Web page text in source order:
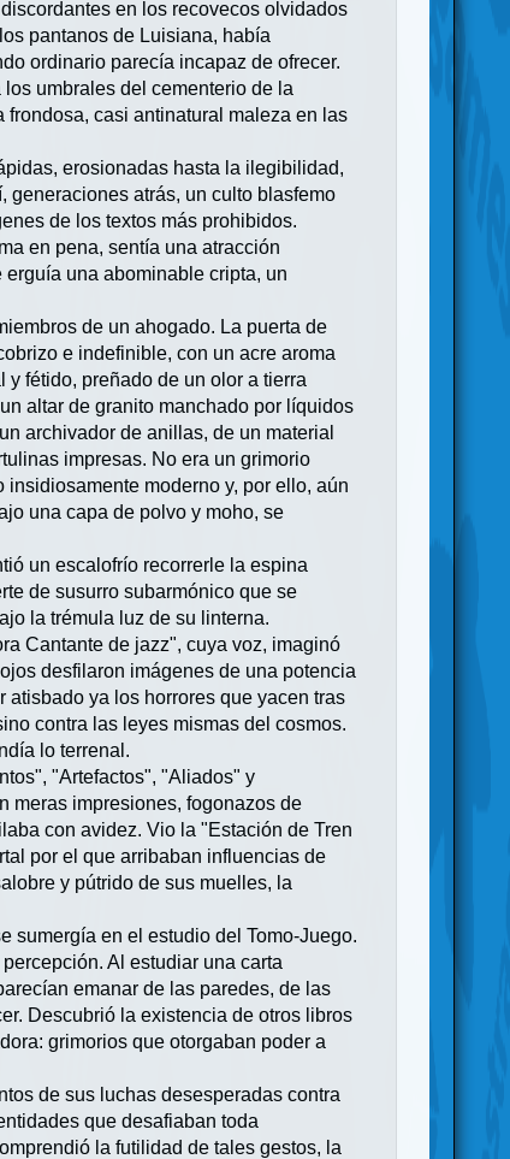
en los recovecos olvidados
pantanos de Luisiana, había
ordinario parecía incapaz de ofrecer.
umbrales del cementerio de la
casi antinatural maleza en las
erosionadas hasta la ilegibilidad,
atrás, un culto blasfemo
de los textos más prohibidos.
en pena, sentía una atracción
una abominable cripta, un
de un ahogado. La puerta de
e indefinible, con un acre aroma
fétido, preñado de un olor a tierra
altar de granito manchado por líquidos
archivador de anillas, de un material
impresas. No era un grimorio
moderno y, por ello, aún
una capa de polvo y moho, se
un escalofrío recorrerle la espina
de susurro subarmónico que se
la trémula luz de su linterna.
Cantante de jazz", cuya voz, imaginó
desfilaron imágenes de una potencia
ya los horrores que yacen tras
contra las leyes mismas del cosmos.
lo terrenal.
"Artefactos", "Aliados" y
meras impresiones, fogonazos de
con avidez. Vio la "Estación de Tren
por el que arribaban influencias de
y pútrido de sus muelles, la
sumergía en el estudio del Tomo-Juego.
Al estudiar una carta
emanar de las paredes, de las
Descubrió la existencia de otros libros
grimorios que otorgaban poder a
de sus luchas desesperadas contra
que desafiaban toda
la futilidad de tales gestos, la